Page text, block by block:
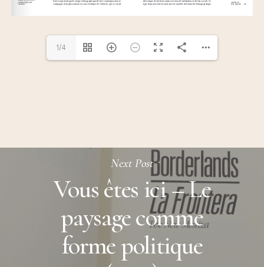
1/4
Next Post
Vous êtes ici – Le
paysage comme
forme politique